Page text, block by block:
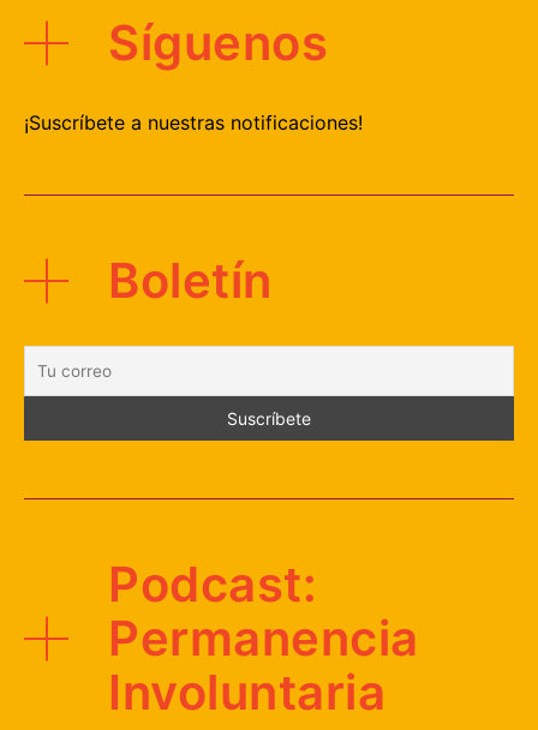
Síguenos
¡Suscríbete a nuestras notificaciones!
Boletín
Podcast:
Permanencia
Involuntaria